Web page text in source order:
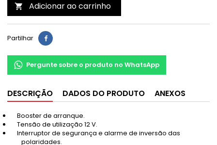
 Adicionar ao carrinho
Partilhar
Pergunte sobre o produto no WhatsApp
DESCRIÇÃO DADOS DO PRODUTO ANEXOS
Booster de arranque.
Tensão de utilização 12 V.
Interruptor de segurança e alarme de inversão das
polaridades.